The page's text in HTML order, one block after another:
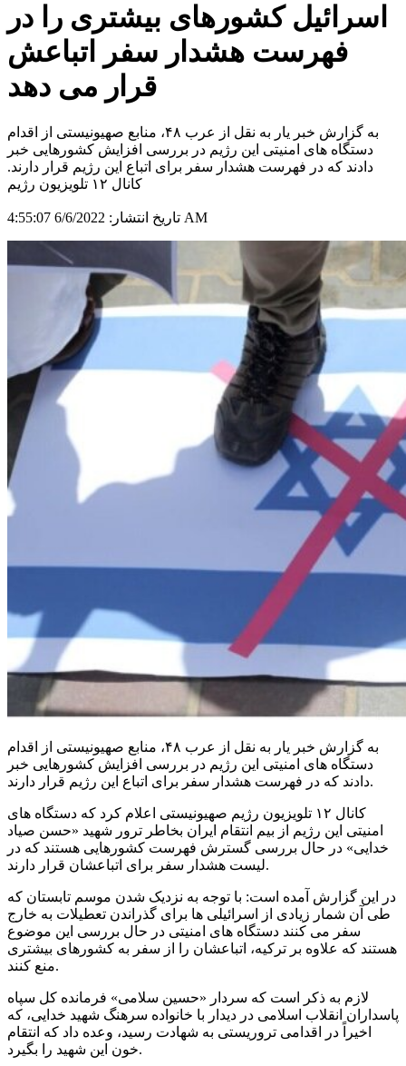
اسرائیل کشورهای بیشتری را در
فهرست هشدار سفر اتباعش
قرار می دهد
به گزارش خبر یار به نقل از عرب ۴۸، منابع صهیونیستی از اقدام
دستگاه های امنیتی این رژیم در بررسی افزایش کشورهایی خبر
دادند که در فهرست هشدار سفر برای اتباع این رژیم قرار دارند.
کانال ۱۲ تلویزیون رژیم
تاریخ انتشار: 6/6/2022 4:55:07 AM
به گزارش خبر یار به نقل از عرب ۴۸، منابع صهیونیستی از اقدام
دستگاه های امنیتی این رژیم در بررسی افزایش کشورهایی خبر
دادند که در فهرست هشدار سفر برای اتباع این رژیم قرار دارند.
کانال ۱۲ تلویزیون رژیم صهیونیستی اعلام کرد که دستگاه های
امنیتی این رژیم از بیم انتقام ایران بخاطر ترور شهید «حسن صیاد
خدایی» در حال بررسی گسترش فهرست کشورهایی هستند که در
لیست هشدار سفر برای اتباعشان قرار دارند.
در این گزارش آمده است: با توجه به نزدیک شدن موسم تابستان که
طی آن شمار زیادی از اسرائیلی ها برای گذراندن تعطیلات به خارج
سفر می کنند دستگاه های امنیتی در حال بررسی این موضوع
هستند که علاوه بر ترکیه، اتباعشان را از سفر به کشورهای بیشتری
منع کنند.
لازم به ذکر است که سردار «حسین سلامی» فرمانده کل سپاه
پاسداران انقلاب اسلامی در دیدار با خانواده سرهنگ شهید خدایی، که
اخیراً در اقدامی تروریستی به شهادت رسید، وعده داد که انتقام
خون این شهید را بگیرد.